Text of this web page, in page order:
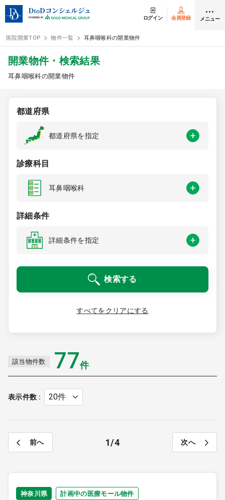
ログイン 会員登録 メニュー
ログイン
クリニック開業
DtoDの開業支援
開業スタイル
医療モール開業
新規開業（戸建て・テナント）
物件検索
コンサルタント
開業支援事例
開業支援事例
開業ノウハウ
個別相談会
0120-315-606
医院開業TOP 物件一覧 耳鼻咽喉科の開業物件
開業物件・検索結果
耳鼻咽喉科の開業物件
都道府県
都道府県を指定
診療科目
耳鼻咽喉科
詳細条件
詳細条件を指定
検索する
すべてをクリアにする
該当物件数 77件
表示件数
前へ 1 4 次へ
神奈川県 計画中の医療モール物件